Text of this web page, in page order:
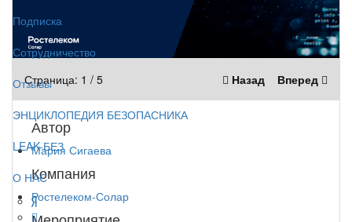
Подписка
Сотрудничество
Отзывы
ЭНЦИКЛОПЕДИЯ БЕЗОПАСНИКА
LEAK-БЕЗ
О НАС
Страница: 1 / 5 Вперед
Назад
Автор
Мария Сигаева
Компания
Ростелеком-Солар